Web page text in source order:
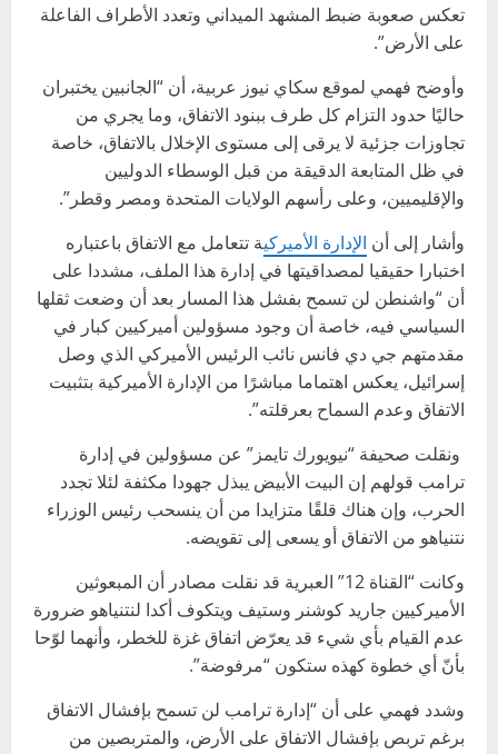
تعكس صعوبة ضبط المشهد الميداني وتعدد الأطراف الفاعلة
على الأرض”.
وأوضح فهمي لموقع سكاي نيوز عربية، أن “الجانبين يختبران
حاليًا حدود التزام كل طرف ببنود الاتفاق، وما يجري من
تجاوزات جزئية لا يرقى إلى مستوى الإخلال بالاتفاق، خاصة
في ظل المتابعة الدقيقة من قبل الوسطاء الدوليين
والإقليميين، وعلى رأسهم الولايات المتحدة ومصر وقطر”.
وأشار إلى أن الإدارة الأميركية تتعامل مع الاتفاق باعتباره
اختبارا حقيقيا لمصداقيتها في إدارة هذا الملف، مشددا على
أن “واشنطن لن تسمح بفشل هذا المسار بعد أن وضعت ثقلها
السياسي فيه، خاصة أن وجود مسؤولين أميركيين كبار في
مقدمتهم جي دي فانس نائب الرئيس الأميركي الذي وصل
إسرائيل، يعكس اهتماما مباشرًا من الإدارة الأميركية بتثبيت
الاتفاق وعدم السماح بعرقلته”.
ونقلت صحيفة “نيويورك تايمز” عن مسؤولين في إدارة
ترامب قولهم إن البيت الأبيض يبذل جهودا مكثفة لئلا تجدد
الحرب، وإن هناك قلقًا متزايدا من أن ينسحب رئيس الوزراء
نتنياهو من الاتفاق أو يسعى إلى تقويضه.
وكانت “القناة 12” العبرية قد نقلت مصادر أن المبعوثين
الأميركيين جاريد كوشنر وستيف ويتكوف أكدا لنتنياهو ضرورة
عدم القيام بأي شيء قد يعرّض اتفاق غزة للخطر، وأنهما لوّحا
بأنّ أي خطوة كهذه ستكون “مرفوضة”.
وشدد فهمي على أن “إدارة ترامب لن تسمح بإفشال الاتفاق
برغم تربص بإفشال الاتفاق على الأرض، والمتربصين من